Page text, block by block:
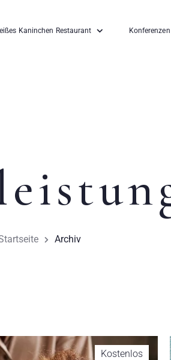
Kaninchen Restaurant Konferenzen
Archiv
Kostenlos